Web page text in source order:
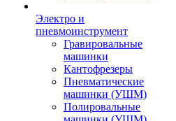
Электро и
пневмоинструмент
Гравировальные
машинки
Кантофрезеры
Пневматические
машинки (УШМ)
Полировальные